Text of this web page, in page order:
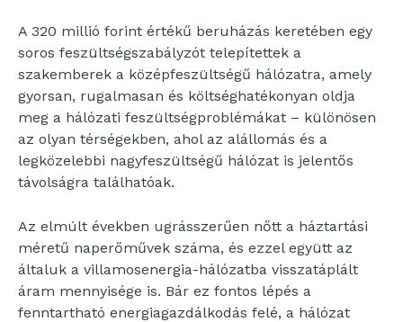
A 320 millió forint értékű beruházás keretében egy
soros feszültségszabályzót telepítettek a
szakemberek a középfeszültségű hálózatra, amely
gyorsan, rugalmasan és költséghatékonyan oldja
meg a hálózati feszültségproblémákat – különösen
az olyan térségekben, ahol az alállomás és a
legközelebbi nagyfeszültségű hálózat is jelentős
távolságra találhatóak.
Az elmúlt években ugrásszerűen nőtt a háztartási
méretű naperőművek száma, és ezzel együtt az
általuk a villamosenergia-hálózatba visszatáplált
áram mennyisége is. Bár ez fontos lépés a
fenntartható energiagazdálkodás felé, a hálózat